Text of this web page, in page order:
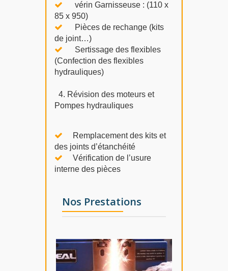
vérin Garnisseuse : (110 x
85 x 950)
Pièces de rechange (kits
de joint…)
Sertissage des flexibles
(Confection des flexibles
hydrauliques)
4. Révision des moteurs et
Pompes hydrauliques
Remplacement des kits et
des joints d’étanchéité
Vérification de l’usure
interne des pièces
Nos Prestations